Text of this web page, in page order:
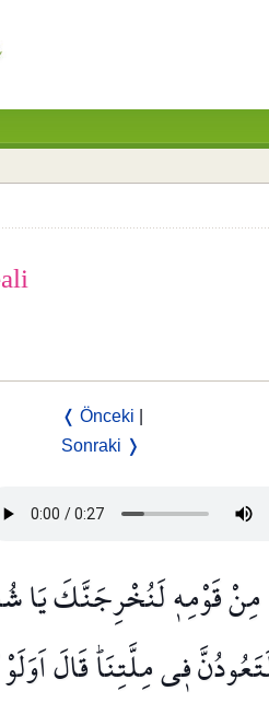
❬ Önceki
Sonraki ❭
مِنْ قَوْمِه۪ لَنُخْرِجَنَّكَ
ف۪ي مِلَّتِنَاۜ قَالَ